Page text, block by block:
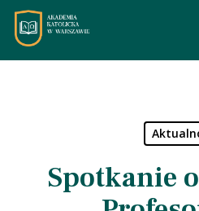
Skip
main
Spotkanie